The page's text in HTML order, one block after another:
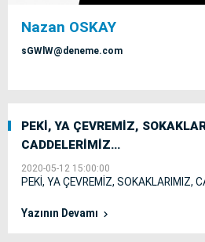
Nazan OSKAY
sGWlW@deneme.com
PEKİ, YA ÇEVREMİZ,
CADDELERİMİZ…
2020-05-12 15:00:00
PEKİ, YA ÇEVREMİZ, SOKAKLARIMIZ,
Yazının Devamı